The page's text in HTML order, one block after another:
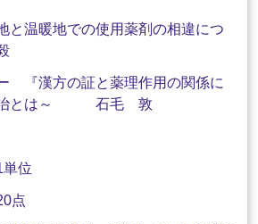
温暖地での使用薬剤の相違につ
『漢方の証と薬理作用の関係に
治とは～ 石毛 敦
単位
点